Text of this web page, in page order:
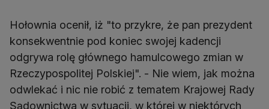
Hołownia ocenił, iż "to przykre, że pan prezydent
konsekwentnie pod koniec swojej kadencji
odgrywa rolę głównego hamulcowego zmian w
Rzeczypospolitej Polskiej". - Nie wiem, jak można
odwlekać i nic nie robić z tematem Krajowej Rady
Sądownictwa w sytuacji, w której w niektórych